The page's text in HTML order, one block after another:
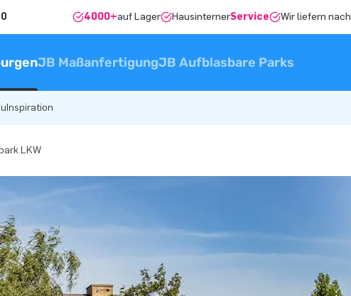
4000+auf Lager HausinternerService Wir liefern nach
JB MaßanfertigungJB Aufblasbare Parks
Inspiration
LKW